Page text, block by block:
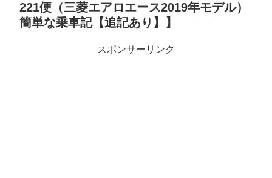
221便（三菱エアロエース2019年モデル）
簡単な乗車記【追記あり】】
スポンサーリンク